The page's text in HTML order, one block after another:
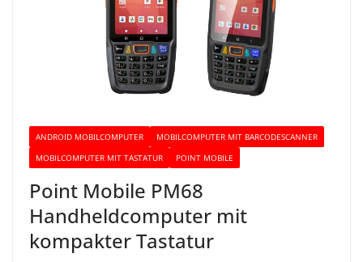
ANDROID MOBILCOMPUTER
MOBILCOMPUTER MIT BARCODESCANNER
MOBILCOMPUTER MIT TASTATUR
POINT MOBILE
Point Mobile PM68
Handheldcomputer mit
kompakter Tastatur